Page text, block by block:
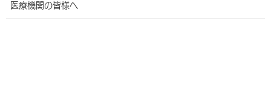
乳腺外科センター
医療機関の皆様へ